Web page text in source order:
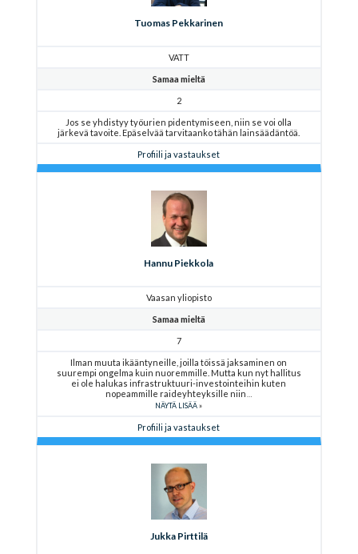
Tuomas Pekkarinen
VATT
Samaa mieltä
2
Jos se yhdistyy työurien pidentymiseen, niin se voi olla
järkevä tavoite. Epäselvää tarvitaanko tähän lainsäädäntöä.
Profiili ja vastaukset
Hannu Piekkola
Vaasan yliopisto
Samaa mieltä
7
Ilman muuta ikääntyneille, joilla töissä jaksaminen on
suurempi ongelma kuin nuoremmille. Mutta kun nyt hallitus
ei ole halukas infrastruktuuri-investointeihin kuten
nopeammille raideyhteyksille niin
NÄYTÄ LISÄÄ
Profiili ja vastaukset
Jukka Pirttilä